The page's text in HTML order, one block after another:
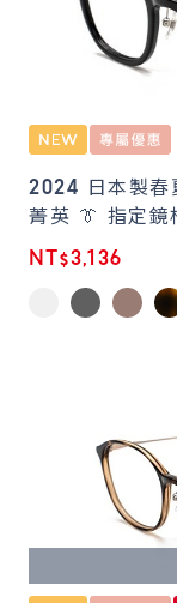
2024 日本製春
菁英 👔 指定鏡
NT$3,136